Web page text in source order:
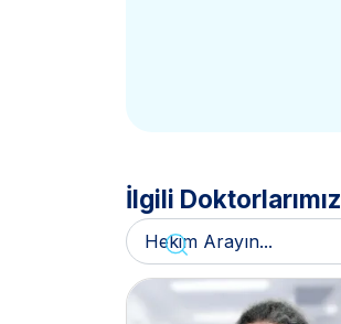
İlgili Doktorlarımız